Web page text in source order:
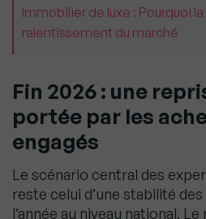
Immobilier de luxe : Pourquoi
ralentissement du marché
Fin 2026 : une
portée par les
engagés
Le scénario central des
reste celui d’une stabilité des
l’année au niveau national.